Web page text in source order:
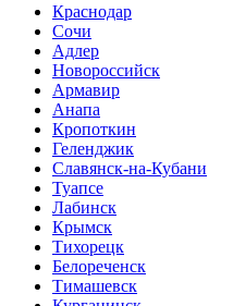
Краснодар
Сочи
Адлер
Новороссийск
Армавир
Анапа
Кропоткин
Геленджик
Славянск-на-Кубани
Туапсе
Лабинск
Крымск
Тихорецк
Белореченск
Тимашевск